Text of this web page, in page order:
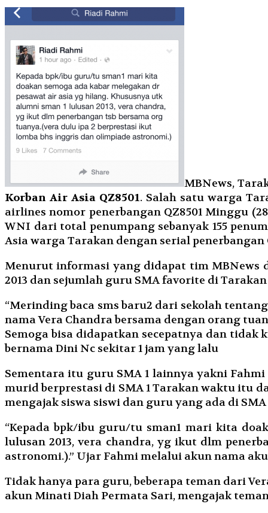
MBNews,
Korban Air Asia QZ8501. Salah satu warga
airlines nomor penerbangan QZ8501 Minggu
WNI dari total penumpang sebanyak 155
Asia warga Tarakan dengan serial penerbangan
Menurut informasi yang didapat tim MBNews
2013 dan sejumlah guru SMA favorite di
“Merinding baca sms baru2 dari sekolah
namaVera Chandrabersama dengan orang
Semoga bisa didapatkan secepatnya dan
bernama Dini Nc sekitar 1 jam yang lalu
Sementara itu guru SMA 1 lainnya yakni
murid berprestasi di SMA 1 Tarakan waktu itu
mengajak siswa siswi dan guru yang ada di
“Kepada bpk/ibu guru/tu sman1 mari kita
lulusan 2013, vera chandra, yg ikut dlm
astronomi.).” Ujar Fahmi melalui akun nama
Tidak hanya para guru, beberapa teman dari
akun Minati Diah Permata Sari, mengajak